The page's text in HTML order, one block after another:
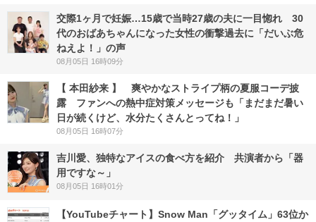
交際1ヶ月で妊娠…15歳で当時27歳の夫に一目惚れ 30
代のおばあちゃんになった女性の衝撃過去に「だいぶ危
ねえよ！」の声
08月05日 16時09分
【 本田紗来 】 爽やかなストライプ柄の夏服コーデ披
露 ファンへの熱中症対策メッセージも「まだまだ暑い
日が続くけど、水分たくさんとってね！」
08月05日 16時07分
吉川愛、独特なアイスの食べ方を紹介 共演者から「器
用ですな～」
08月05日 16時01分
【YouTubeチャート】Snow Man「グッタイム」63位か